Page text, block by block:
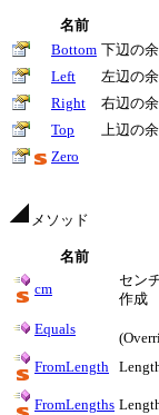
名前
Bottom 下辺の
Left
左辺の
Right
右辺の
Top
上辺の
Zero
メソッド
名前
cm
セン
作成
Equals
FromLength
FromLengths